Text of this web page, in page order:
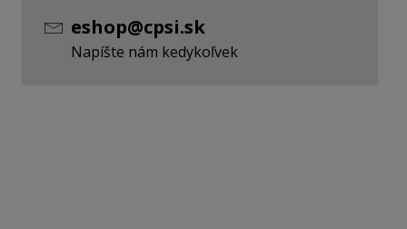
eshop@cpsi.sk
Napíšte nám kedykoľvek